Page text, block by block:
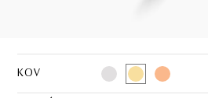
KOV